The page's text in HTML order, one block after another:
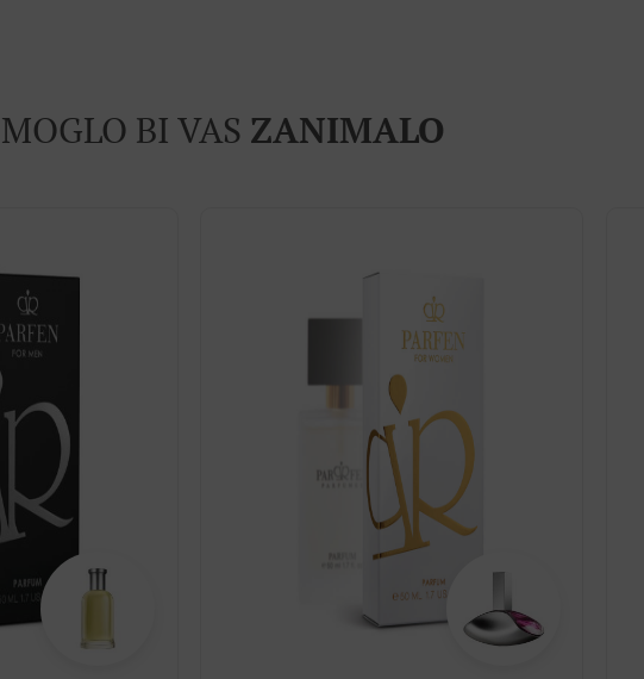
MOGLO BI VAS ZANIMALO